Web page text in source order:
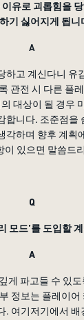
유로 괴롭힘을
기 싫어지게 됩니
A
하고 계신다니 유
관전 시 다른 플
대상이 될 경우
합니다. 조준점을
각하며 향후 계획
이 있으면 말씀드
Q
모드’를 도입할
A
게 파고들 수 있
정보는 플레이어
. 여기저기에서 배